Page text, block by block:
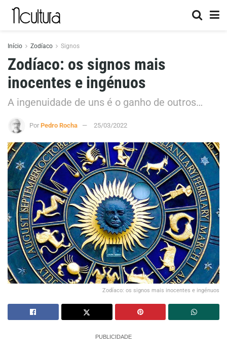
Início Zodíaco Signos
Zodíaco: os signos mais
inocentes e ingénuos
A ingenuidade de uns é o ganho de outros…
Por Pedro Rocha 25/03/2022
Zodíaco: os signos mais inocentes e ingénuos
PUBLICIDADE